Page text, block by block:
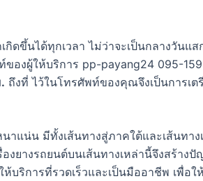
กิดขึ้นได้ทุกเวลา ไม่ว่าจะเป็นกลางวันแ
ของผู้ให้บริการ pp-payang24 095-
ถึงที่ ไว้ในโทรศัพท์ของคุณจึงเป็นการเต
าแน่น มีทั้งเส้นทางสู่ภาคใต้และเส้นทาง
องยางรถยนต์บนเส้นทางเหล่านี้จึงสร้าง
ห้บริการที่รวดเร็วและเป็นมืออาชีพ เพื่อ